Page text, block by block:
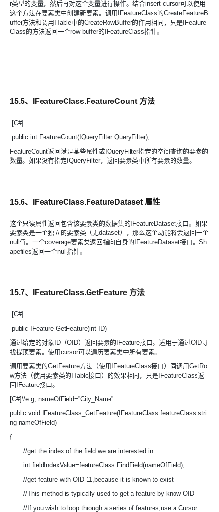
r类型的变量，然后再对这个变量进行操作。结合insert cursor可以使用
这个方法在要素类中创建新要素。调用IFeatureClass的CreateFeatureB
uffer方法和调用ITable中的CreateRowBuffer的作用相同，只是IFeature
Class的方法返回一个row buffer的IFeatureClass指针。
15.5、IFeatureClass.FeatureCount 方法
[C#]
public int FeatureCount(IQueryFilter QueryFilter);
FeatureCount返回满足某些属性或IQueryFilter指定的空间查询的要素的
数量。如果没有指定IQueryFilter，返回要素类中所有要素的数量。
15.6、IFeatureClass.FeatureDataset 属性
这个只读属性返回包含该要素类的数据集的IFeatureDataset接口。如果
要素类是一个独立的要素类（无dataset），那么这个动能将会返回一个
null值。一个coverage要素类返回指向自身的IFeatureDataset接口。Sh
apefiles返回一个null指针。
15.7、IFeatureClass.GetFeature 方法
[C#]
public IFeature GetFeature(int ID)
通过给定的对象ID（OID）返回要素的IFeature接口。适用于通过OID寻
找提顶要素。使用cursor可以遍历要素类中所有要素。
调用要素类的GetFeature方法（使用IFeatureClass接口）同调用GetRo
w方法（使用要素类的ITable接口）的效果相同，只是IFeatureClass返
回IFeature接口。
[C#]//e.g, nameOfField=”City_Name”
public void IFeatureClass_GetFeature(IFeatureClass featureClass,stri
ng nameOfField)
{
//get the index of the field we are interested in
int fieldIndexValue=featureClass.FindField(nameOfField);
//get feature with OID 11,because it is known to exist
//This method is typically used to get a feature by know OID
//If you wish to loop through a series of features,use a Cursor.